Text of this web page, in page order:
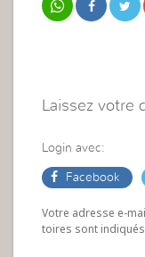
Laissez votre
Login avec:
Facebook
Votre adresse e-
toires sont